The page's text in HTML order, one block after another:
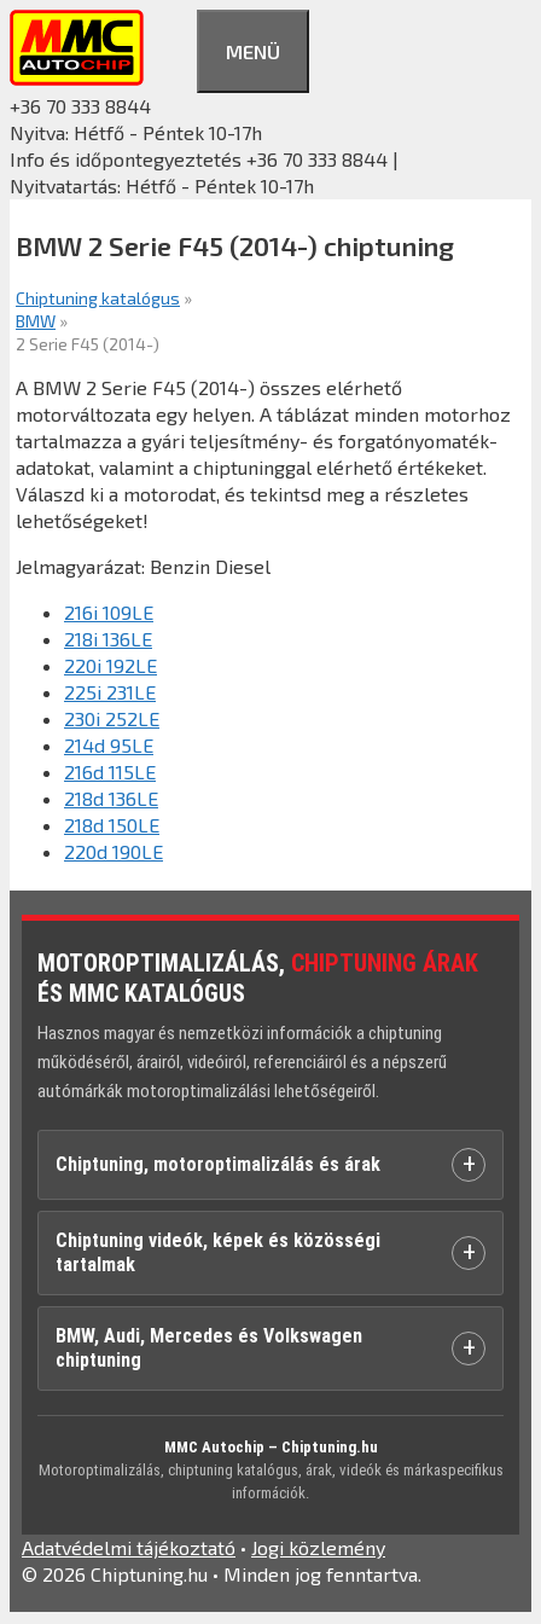
Kilépés
tartalomba
MENÜ
+36 70 333 8844
Nyitva: Hétfő - Péntek 10-17h
Info és időpontegyeztetés +36 70 333 8844 |
Nyitvatartás: Hétfő - Péntek 10-17h
BMW 2 Serie F45 (2014-) chiptuning
Chiptuning katalógus »
BMW »
2 Serie F45 (2014-)
A BMW 2 Serie F45 (2014-) összes elérhető
motorváltozata egy helyen. A táblázat minden motorhoz
tartalmazza a gyári teljesítmény- és forgatónyomaték-
adatokat, valamint a chiptuninggal elérhető értékeket.
Válaszd ki a motorodat, és tekintsd meg a részletes
lehetőségeket!
Jelmagyarázat: Benzin Diesel
216i 109LE
218i 136LE
220i 192LE
225i 231LE
230i 252LE
214d 95LE
216d 115LE
218d 136LE
218d 150LE
220d 190LE
MOTOROPTIMALIZÁLÁS, CHIPTUNING ÁRAK
ÉS MMC KATALÓGUS
Hasznos magyar és nemzetközi információk a chiptuning
működéséről, árairól, videóiról, referenciáiról és a népszerű
autómárkák motoroptimalizálási lehetőségeiről.
Chiptuning, motoroptimalizálás és árak +
Chiptuning videók, képek és közösségi
tartalmak
+
BMW, Audi, Mercedes és Volkswagen
chiptuning
+
MMC Autochip – Chiptuning.hu
Motoroptimalizálás, chiptuning katalógus, árak, videók és márkaspecifikus
információk.
Adatvédelmi tájékoztató • Jogi közlemény
© 2026 Chiptuning.hu • Minden jog fenntartva.